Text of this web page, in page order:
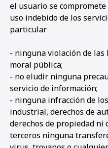
el usuario se
uso indebido de los
particular
- ninguna violación de las
moral pública;
- no eludir ninguna
servicio de información;
- ninguna infracción de
industrial, derechos de
derechos de propiedad ni
terceros ninguna